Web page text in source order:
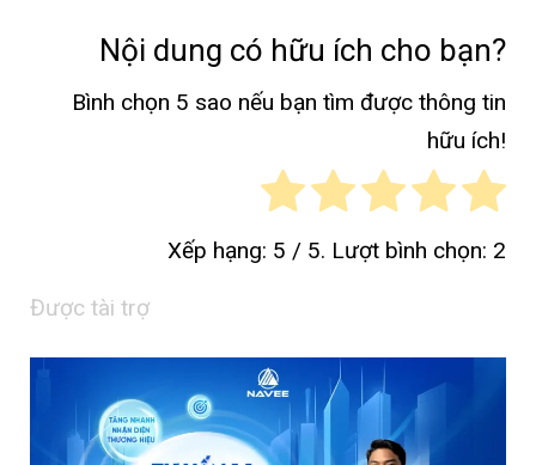
Nội dung có hữu ích cho bạn?
Bình chọn 5 sao nếu bạn tìm được thông tin
hữu ích!
Xếp hạng: 5 / 5. Lượt bình chọn: 2
Được tài trợ